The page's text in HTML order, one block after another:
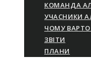
КОМАНДА
УЧАСНИКИ
ЧОМУ
ЗВІТИ
ПЛАНИ